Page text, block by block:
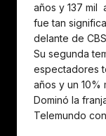
años y 137 mil
fue tan
delante de
Su segunda
espectadores
años y un 10%
Dominó la
Telemundo